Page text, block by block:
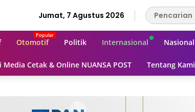
Jumat, 7 Agustus 2026
Otomotif Politik Internasional Nasional
Cetak & Online NUANSA POST Tentang Kami